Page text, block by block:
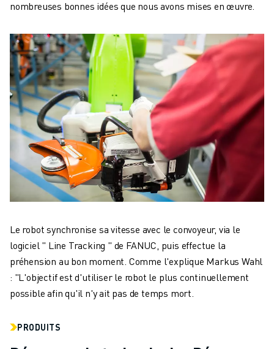
nombreuses bonnes idées que nous avons mises en œuvre.
Le robot synchronise sa vitesse avec le convoyeur, via le
logiciel " Line Tracking " de FANUC, puis effectue la
préhension au bon moment. Comme l'explique Markus Wahl
: "L'objectif est d'utiliser le robot le plus continuellement
possible afin qu'il n'y ait pas de temps mort.
PRODUITS